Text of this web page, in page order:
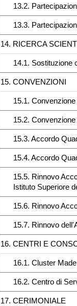
13.2.
13.3.
14. RICERCA
14.1. Sostituzione
15. CONVENZIONI
15.1.
15.2.
15.3. Accordo
15.4. Accordo
15.5. Rinnovo
Istituto Superiore
15.6. Rinnovo
15.7. Rinnovo
16. CENTRI E
16.1. Cluster
16.2. Centro di
17. CERIMONIALE